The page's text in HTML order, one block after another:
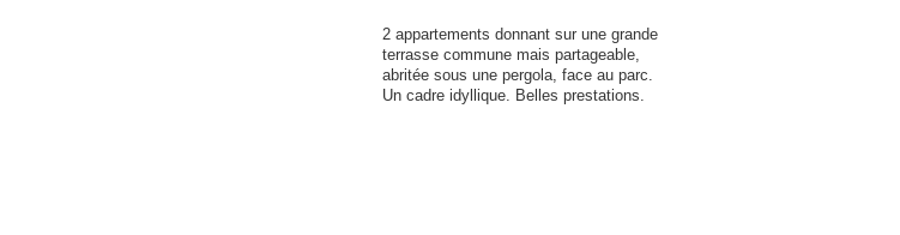
2 appartements donnant sur une grande
terrasse commune mais partageable,
abritée sous une pergola, face au parc.
Un cadre idyllique. Belles prestations.